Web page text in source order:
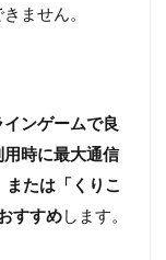
ません。
ンゲームで良
用時に最大通信
たは「くりこ
すすめ します。